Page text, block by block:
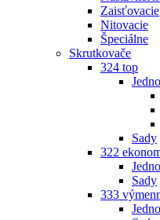
Zaisťovacie
Nitovacie
Špeciálne
Skrutkovače
324 top
Sady
322
Sady
333